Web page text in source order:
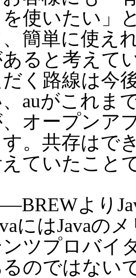
を使いたい」
簡単に使え
ると考えて
く路線は今
auがこれま
オープンア
す。共存はで
ていたこと
より
にはJavaの
ツプロバイ
のではない